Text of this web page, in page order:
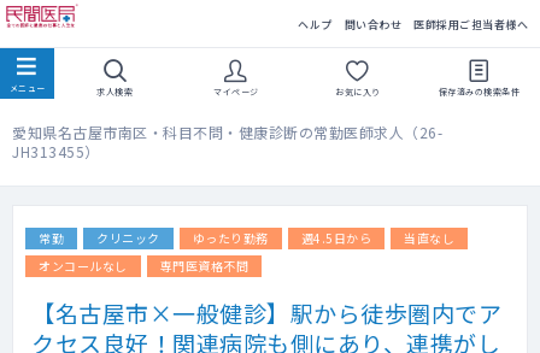
ヘルプ 問い合わせ 医師採用ご担当者様へ
求人検索 マイページ お気に入り 保存済みの検索条件
愛知県名古屋市南区・科目不問・健康診断の常勤医師求人（26-
JH313455）
常勤 クリニック ゆったり勤務 週4.5日から
当直なし
オンコールなし
専門医資格不問
【名古屋市×一般健診】駅から徒歩圏内でア
クセス良好！関連病院も側にあり、連携がし